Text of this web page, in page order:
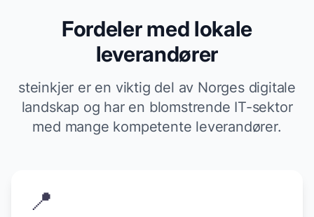
Fordeler med lokale
leverandører
steinkjer er en viktig del av Norges digitale
landskap og har en blomstrende IT-sektor
med mange kompetente leverandører.
📍